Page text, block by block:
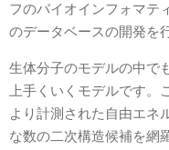
フのバイオインフォマテ
のデータベースの開発を
生体分子のモデルの中で
上手くいくモデルです。
より計測された自由エネ
な数の二次構造候補を網